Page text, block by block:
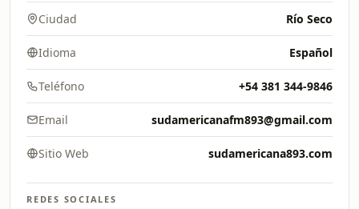
Ciudad Río Seco
Idioma Español
Teléfono +54 381 344-9846
Email sudamericanafm893@gmail.com
Sitio Web sudamericana893.com
REDES SOCIALES